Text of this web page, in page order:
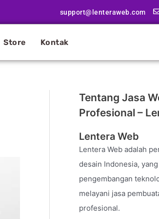
support@lenteraweb.com
Store Kontak
Tentang Jasa
Profesional –
Lentera Web
Lentera Web adalah
desain Indonesia,
pengembangan
melayani jasa
profesional.